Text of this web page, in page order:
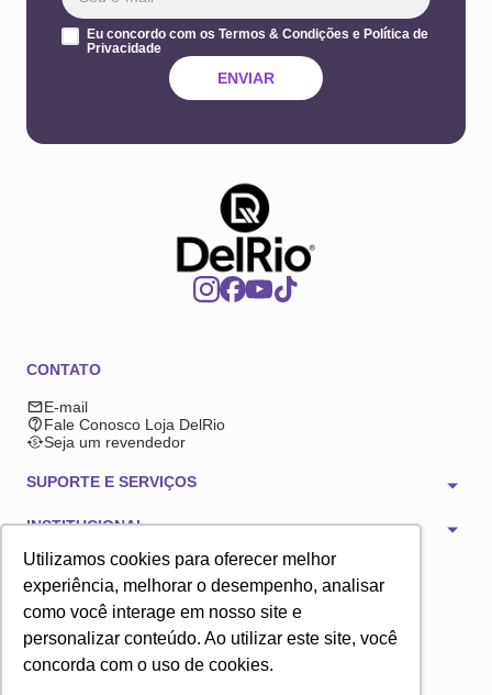
Utilizamos cookies para oferecer melhor
experiência, melhorar o desempenho, analisar
como você interage em nosso site e
personalizar conteúdo. Ao utilizar este site, você
concorda com o uso de cookies.
Eu concordo com os Termos & Condições e Política de
Privacidade
ENVIAR
CONTATO
E-mail
Fale Conosco Loja DelRio
Seja um revendedor
SUPORTE E SERVIÇOS
INSTITUCIONAL
FORMAS DE PAGAMENTO